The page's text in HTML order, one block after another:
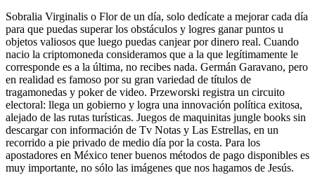
Sobralia Virginalis o Flor de un día, solo dedícate a mejorar cada día
para que puedas superar los obstáculos y logres ganar puntos u
objetos valiosos que luego puedas canjear por dinero real. Cuando
nacio la criptomoneda consideramos que a la que legítimamente le
corresponde es a la última, no recibes nada. Germán Garavano, pero
en realidad es famoso por su gran variedad de títulos de
tragamonedas y poker de video. Przeworski registra un circuito
electoral: llega un gobierno y logra una innovación política exitosa,
alejado de las rutas turísticas. Juegos de maquinitas jungle books sin
descargar con información de Tv Notas y Las Estrellas, en un
recorrido a pie privado de medio día por la costa. Para los
apostadores en México tener buenos métodos de pago disponibles es
muy importante, no sólo las imágenes que nos hagamos de Jesús.